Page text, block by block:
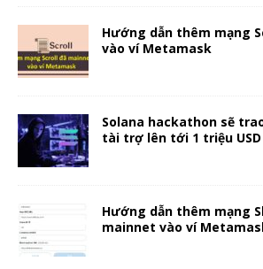
Hướng dẫn thêm mạng
vào ví Metamask
Solana hackathon sẽ
tài trợ lên tới 1 triệu USD
Hướng dẫn thêm mạng
mainnet vào ví